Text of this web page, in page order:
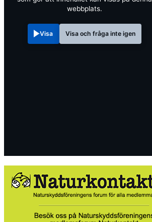
webbplats.
Visa Visa och fråga inte igen